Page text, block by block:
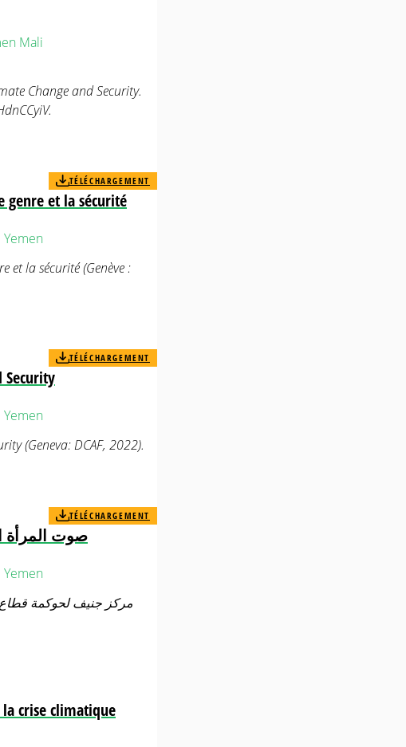
Mali
Change and Security.
genre et la sécurité
TÉLÉCHARGEMENT
Yemen
et la sécurité (Genève :
Security
TÉLÉCHARGEMENT
Yemen
(Geneva: DCAF, 2022).
صوت المرأة
TÉLÉCHARGEMENT
Yemen
مركز جنيف لحوكمة قطاع
crise climatique